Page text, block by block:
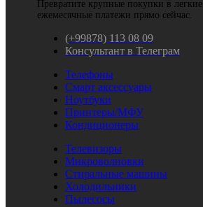
Превратите крупные покупки в легкие
ежемесячные платежи прямо сейчас.
(+99878) 113 08 09
Консультант в Телеграм
Телефоны
Смарт аксессуары
Ноутбуки
Принтеры/МФУ
Кондиционеры
Телевизоры
Микроволновки
Стиральные машины
Холодильники
Пылесосы